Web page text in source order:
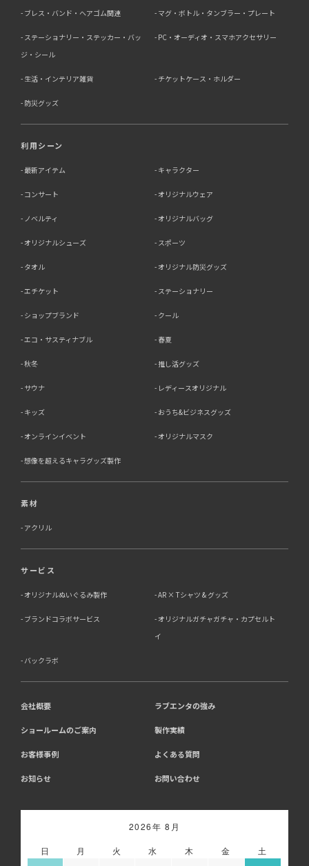
ブレス・バンド・ヘアゴム関連 マグ・ボトル・タンブラー・プレート
ステーショナリー・ステッカー・バッ
ジ・シール
PC・オーディオ・スマホアクセサリー
生活・インテリア雑貨 チケットケース・ホルダー
防災グッズ
利用シーン
最新アイテム キャラクター
コンサート オリジナルウェア
ノベルティ オリジナルバッグ
オリジナルシューズ スポーツ
タオル オリジナル防災グッズ
エチケット ステーショナリー
ショップブランド クール
エコ・サスティナブル 春夏
秋冬 推し活グッズ
サウナ レディースオリジナル
キッズ おうち&ビジネスグッズ
オンラインイベント オリジナルマスク
想像を超えるキャラグッズ製作
素材
アクリル
サービス
オリジナルぬいぐるみ製作 AR × Tシャツ & グッズ
ブランドコラボサービス
オリジナルガチャガチャ・カプセルト
イ
バックラボ
会社概要 ラブエンタの強み
ショールームのご案内 製作実績
お客様事例 よくある質問
お知らせ お問い合わせ
2026年 8月
日 月 火 水 木 金 土